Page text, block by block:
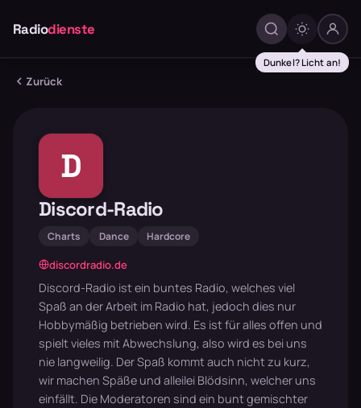
Radiodienste
Dunkel? Licht an!
Zurück
D
Discord-Radio
Charts Dance Hardcore
discordradio.de
Discord-Radio ist ein buntes Radio, welches viel
Spaß an der Arbeit im Radio hat, jedoch dies nur
Hobbymäßig betrieben wird. Es ist für alles offen und
spielt vieles mit Abwechslung, also wird es bei uns
nie langweilig. Der Spaß kommt auch nicht zu kurz,
wir machen Späße und alleilei Blödsinn, welcher uns
einfällt. Die Moderatoren sind ein bunt gemischter